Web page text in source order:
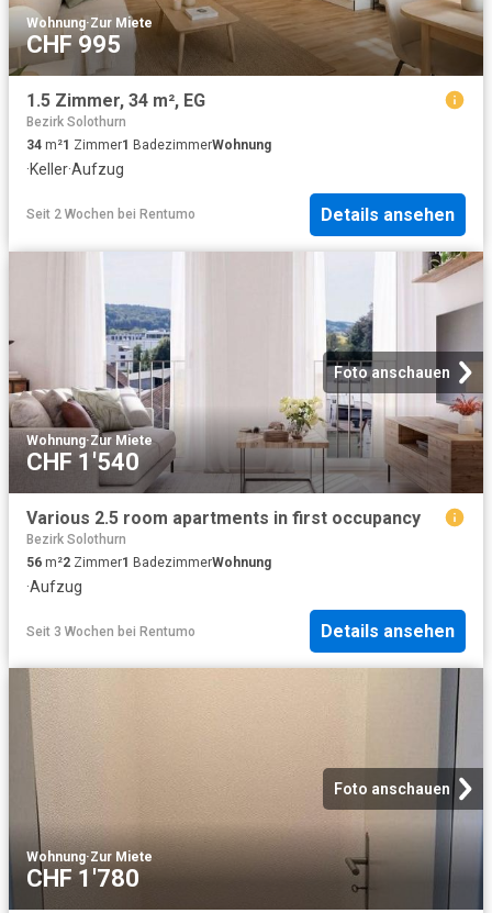
Wohnung·Zur Miete
CHF 995
1.5 Zimmer, 34 m², EG
Bezirk Solothurn
34 m²1 Zimmer1 BadezimmerWohnung
·Keller·Aufzug
Seit 2 Wochen bei Rentumo Details ansehen
Foto anschauen
Wohnung·Zur Miete
CHF 1'540
Various 2.5 room apartments in first occupancy
Bezirk Solothurn
56 m²2 Zimmer1 BadezimmerWohnung
·Aufzug
Seit 3 Wochen bei Rentumo Details ansehen
Foto anschauen
Wohnung·Zur Miete
CHF 1'780